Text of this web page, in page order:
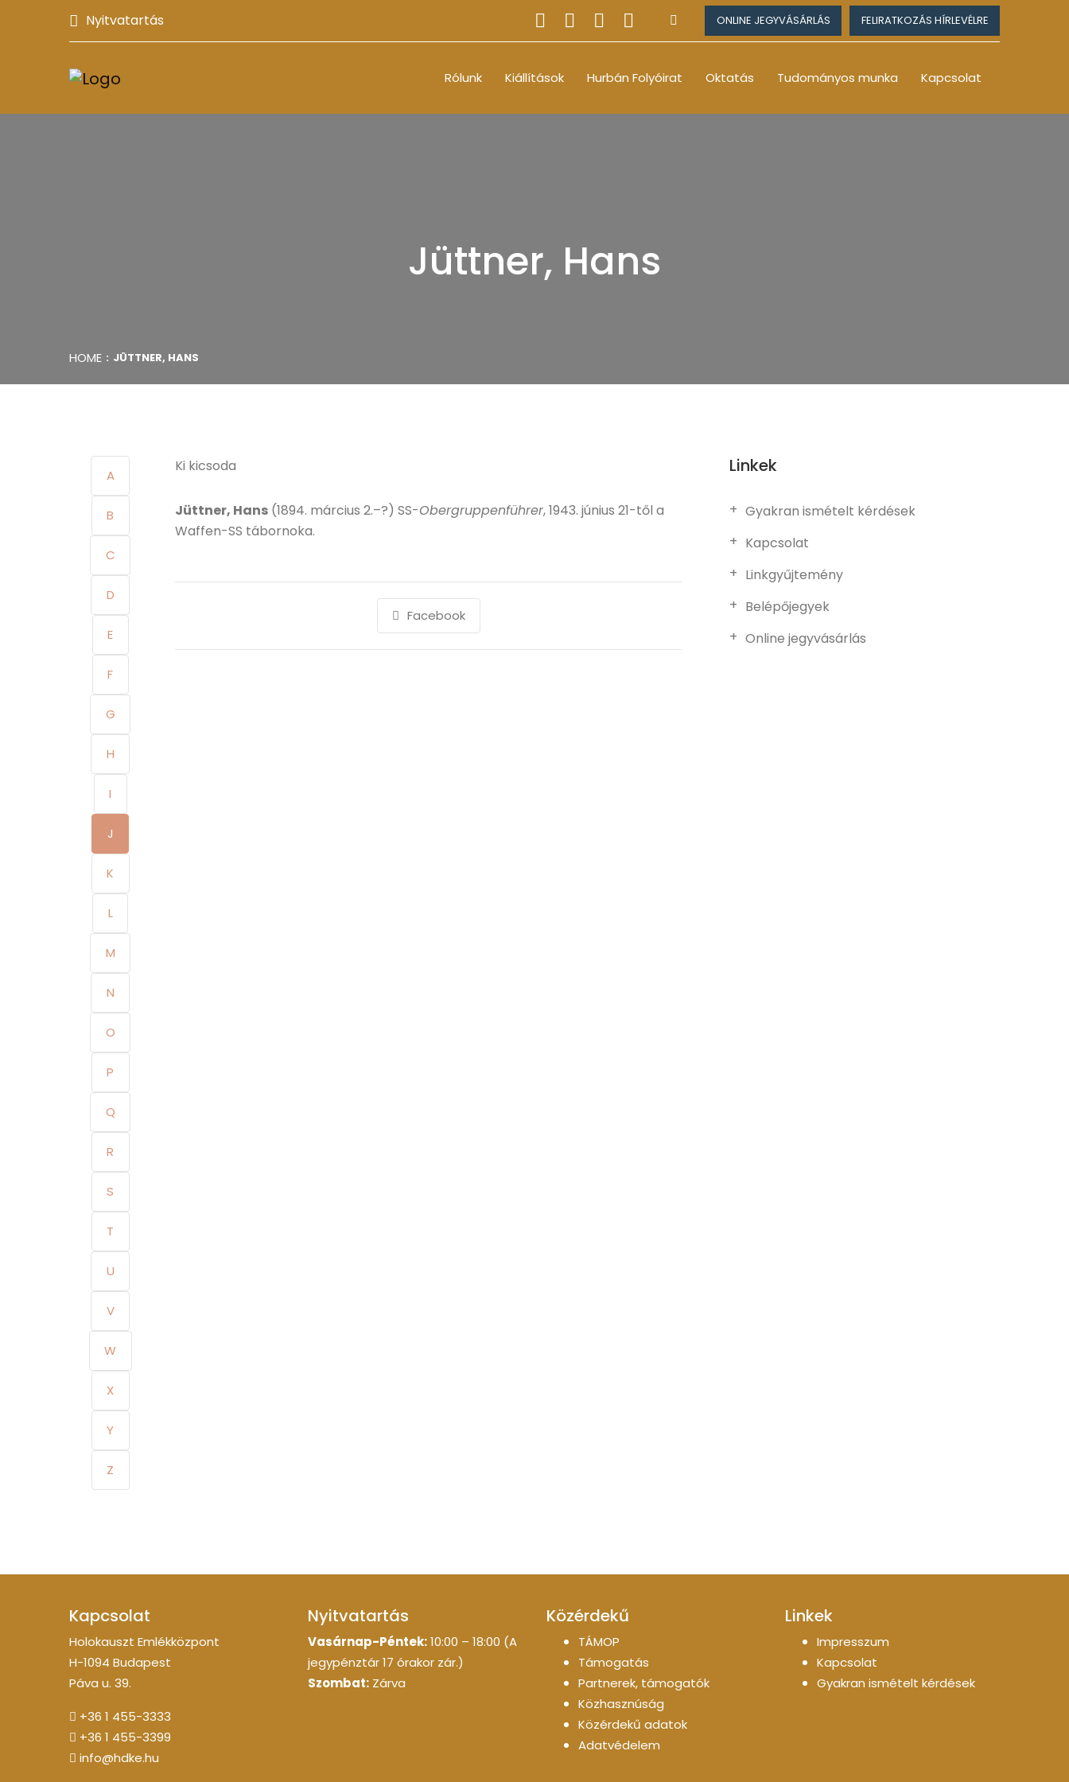
Nyitvatartás ONLINE JEGYVÁSÁRLÁS FELIRATKOZÁS HÍRLEVÉLRE
Rólunk Kiállítások Hurbán Folyóirat Oktatás Tudományos munka Kapcsolat
Jüttner, Hans
HOME JÜTTNER, HANS
A
B
C
D
E
F
G
H
I
J
K
L
M
N
O
P
Q
R
S
T
U
V
W
X
Y
Z
Ki kicsoda
Jüttner, Hans (1894. március 2.–?) SS-Obergruppenführer, 1943. június 21-től a
Waffen-SS tábornoka.
Facebook
Linkek
Gyakran ismételt kérdések
Kapcsolat
Linkgyűjtemény
Belépőjegyek
Online jegyvásárlás
Kapcsolat
Holokauszt Emlékközpont
H-1094 Budapest
Páva u. 39.
+36 1 455-3333
+36 1 455-3399
info@hdke.hu
Nyitvatartás
Vasárnap-Péntek:10:00 – 18:00 (A
jegypénztár 17 órakor zár.)
Szombat: Zárva
Közérdekű
TÁMOP
Támogatás
Partnerek, támogatók
Közhasznúság
Közérdekű adatok
Adatvédelem
Linkek
Impresszum
Kapcsolat
Gyakran ismételt kérdések